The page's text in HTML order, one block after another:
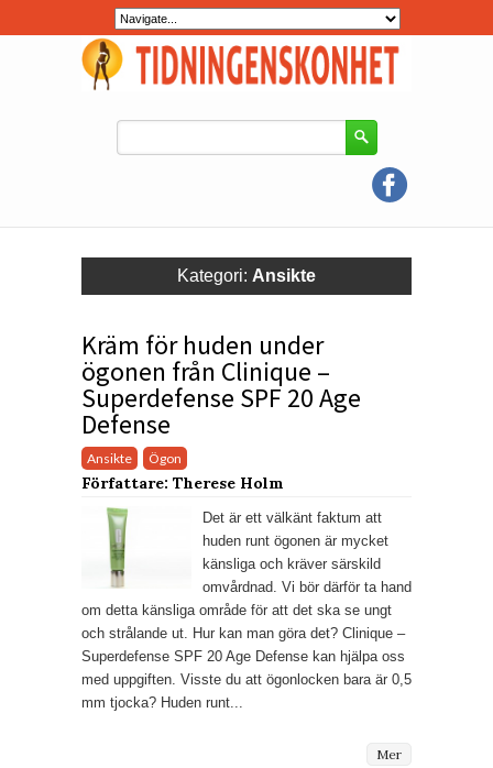
Kategori: Ansikte
Kräm för huden under
ögonen från Clinique –
Superdefense SPF 20 Age
Defense
Ansikte Ögon
Författare: Therese Holm
Det är ett välkänt faktum att
huden runt ögonen är mycket
känsliga och kräver särskild
omvårdnad. Vi bör därför ta hand
om detta känsliga område för att det ska se ungt
och strålande ut. Hur kan man göra det? Clinique –
Superdefense SPF 20 Age Defense kan hjälpa oss
med uppgiften. Visste du att ögonlocken bara är 0,5
mm tjocka? Huden runt...
Mer